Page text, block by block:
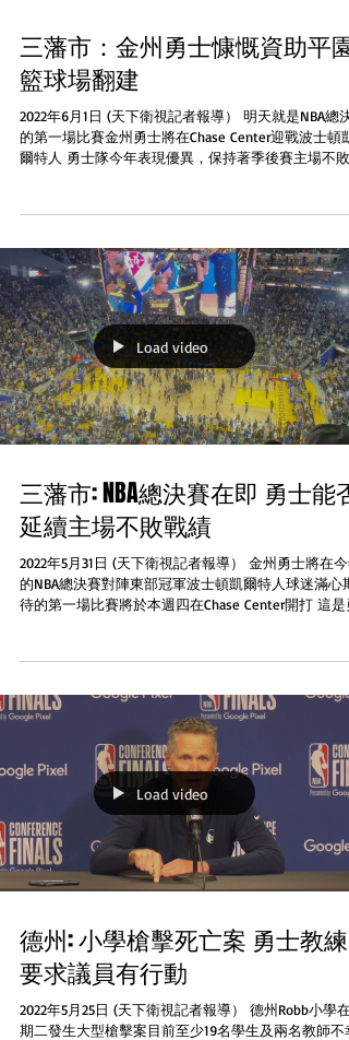
三藩市：金州勇士慷慨資助平園
籃球場翻建
2022年6月1日 (天下衛視記者報導） 明天就是NBA總決
的第一場比賽金州勇士將在Chase Center迎戰波士頓凱
爾特人 勇士隊今年表現優異，保持著季後賽主場不敗
就在華...
Load video
三藩市: NBA總決賽在即 勇士能否
延續主場不敗戰績
2022年5月31日 (天下衛視記者報導） 金州勇士將在今
的NBA總決賽對陣東部冠軍波士頓凱爾特人球迷滿心期
待的第一場比賽將於本週四在Chase Center開打 這是
Load video
德州: 小學槍擊死亡案 勇士教練
要求議員有行動
2022年5月25日 (天下衛視記者報導） 德州Robb小學在
期二發生大型槍擊案目前至少19名學生及兩名教師不幸